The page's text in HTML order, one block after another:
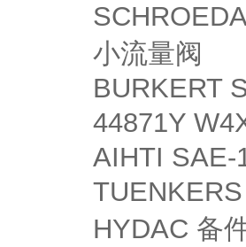
小流量阀
BURKERT
44871Y
AIHTI SAE-
HYDAC 备